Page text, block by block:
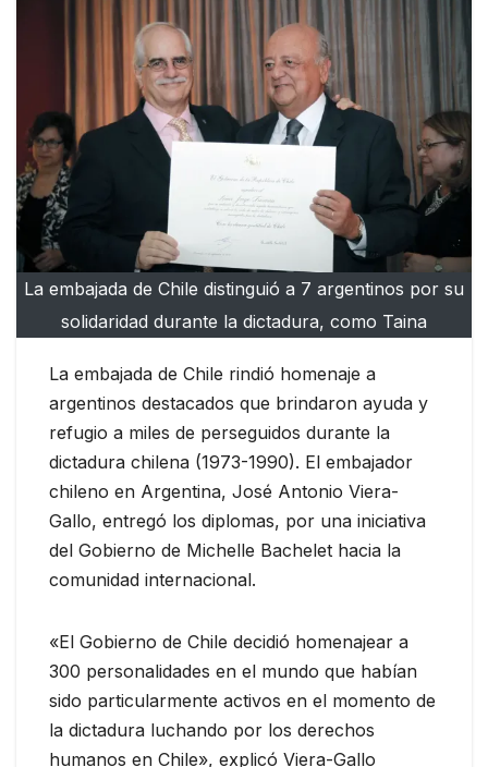
La embajada de Chile distinguió a 7 argentinos por su
solidaridad durante la dictadura, como Taina
La embajada de Chile rindió homenaje a
argentinos destacados que brindaron ayuda y
refugio a miles de perseguidos durante la
dictadura chilena (1973-1990). El embajador
chileno en Argentina, José Antonio Viera-
Gallo, entregó los diplomas, por una iniciativa
del Gobierno de Michelle Bachelet hacia la
comunidad internacional.
«El Gobierno de Chile decidió homenajear a
300 personalidades en el mundo que habían
sido particularmente activos en el momento de
la dictadura luchando por los derechos
humanos en Chile», explicó Viera-Gallo